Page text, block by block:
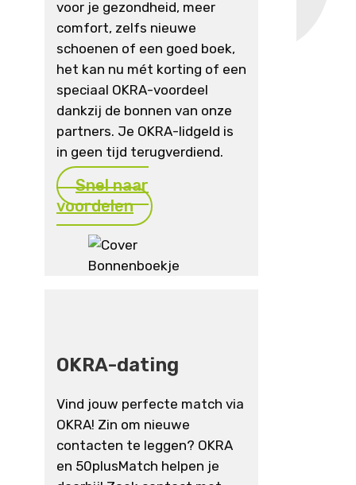
voor je gezondheid, meer
comfort, zelfs nieuwe
schoenen of een goed boek,
het kan nu mét korting of een
speciaal OKRA-voordeel
dankzij de bonnen van onze
partners. Je OKRA-lidgeld is
in geen tijd terugverdiend.
Snel naar
voordelen
OKRA-dating
Vind jouw perfecte match via
OKRA! Zin om nieuwe
contacten te leggen? OKRA
en 50plusMatch helpen je